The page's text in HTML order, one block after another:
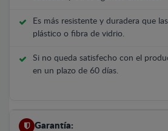
Es más resistente y duradera que
plástico o fibra de vidrio.
Si no queda satisfecho con el
en un plazo de 60 días.
Garantía: